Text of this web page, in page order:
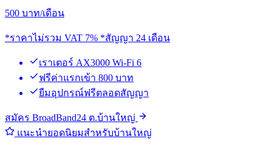
500 บาท/เดือน
*ราคาไม่รวม VAT 7% *สัญญา 24 เดือน
เราเตอร์ AX3000 Wi-Fi 6
ฟรีค่าแรกเข้า 800 บาท
ยืมอุปกรณ์ฟรีตลอดสัญญา
สมัคร BroadBand24 ต.บ้านใหญ่
แนะนำยอดนิยมสำหรับบ้านใหญ่